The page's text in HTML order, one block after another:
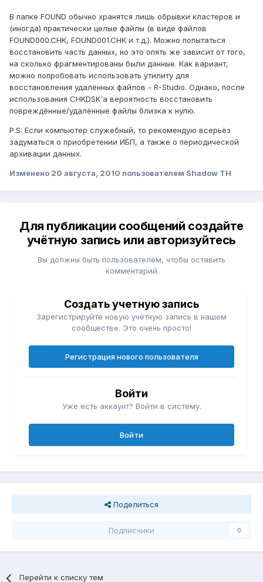
В папке FOUND обычно хранятся лишь обрывки кластеров и
(иногда) практически целые файлы (в виде файлов
FOUND000.CHK, FOUND001.CHK и т.д.). Можно попытаться
восстановить часть данных, но это опять же зависит от того,
на сколько фрагментированы были данные. Как вариант,
можно попробовать использовать утилиту для
восстановления удалённых файлов - R-Studio. Однако, после
использования CHKDSK'а вероятность восстановить
повреждённые/удалённые файлы близка к нулю.
P.S: Если компьютер служебный, то рекомендую всерьёз
задуматься о приобретении ИБП, а также о периодической
архивации данных.
Изменено 20 августа, 2010 пользователем Shadow TH
Для публикации сообщений создайте
учётную запись или авторизуйтесь
Вы должны быть пользователем, чтобы оставить
комментарий
Создать учетную запись
Зарегистрируйте новую учётную запись в нашем
сообществе. Это очень просто!
Регистрация нового пользователя
Войти
Уже есть аккаунт? Войти в систему.
Войти
Поделиться
Подписчики 0
Перейти к списку тем